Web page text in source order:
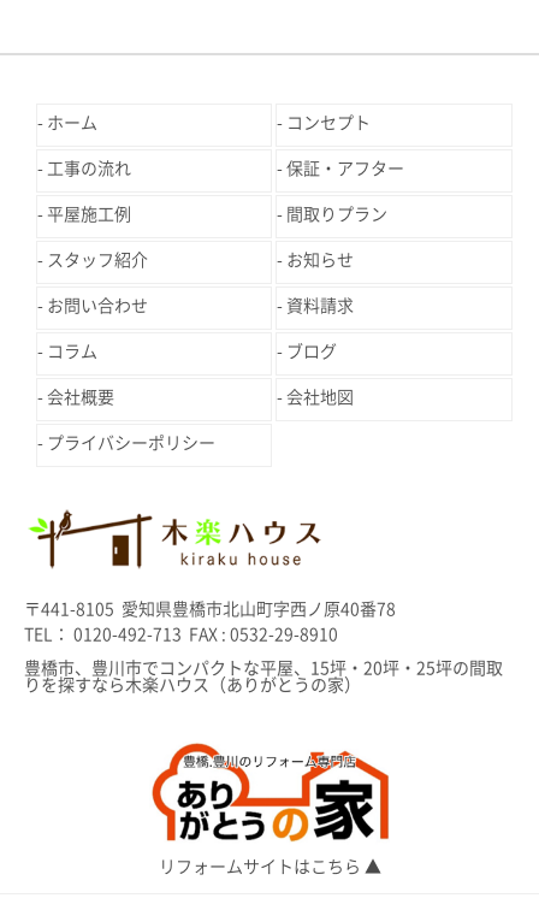
ホーム コンセプト
工事の流れ 保証・アフター
平屋施工例 間取りプラン
スタッフ紹介 お知らせ
お問い合わせ 資料請求
コラム ブログ
会社概要 会社地図
プライバシーポリシー
〒441-8105 愛知県豊橋市北山町字西ノ原40番78
TEL： 0120-492-713 FAX : 0532-29-8910
豊橋市、豊川市でコンパクトな平屋、15坪・20坪・25坪の間取
りを探すなら木楽ハウス（ありがとうの家）
リフォームサイトはこちら ▲